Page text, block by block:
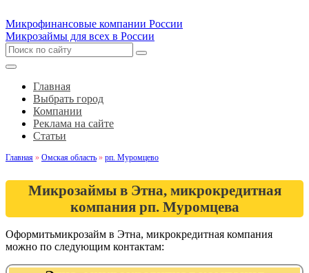
Микрофинансовые компании России
Микрозаймы для всех в России
Главная
Выбрать город
Компании
Реклама на сайте
Статьи
Главная » Омская область » рп. Муромцево
Микрозаймы в Этна, микрокредитная
компания рп. Муромцева
Оформитьмикрозайм в Этна, микрокредитная компания
можно по следующим контактам: